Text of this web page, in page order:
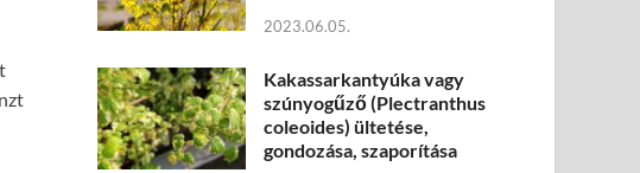
2023.06.05.
Kakassarkantyúka vagy
szúnyogűző (Plectranthus
coleoides) ültetése,
gondozása, szaporítása